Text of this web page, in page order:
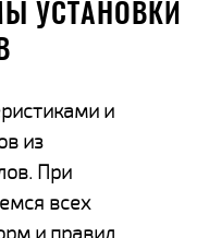
УСТАНОВКИ
и
из
При
всех